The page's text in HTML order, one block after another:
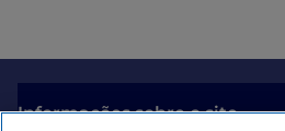
Informações sobre o site